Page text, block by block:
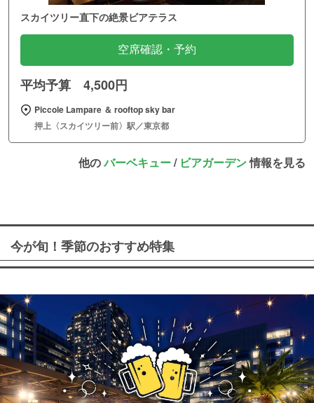
スカイツリー直下の絶景ビアテラス
空席確認・予約
平均予算 4,500円
Piccole Lampare ＆ rooftop sky bar
押上〈スカイツリー前〉駅／東京都
他のバーベキュー/ ビアガーデン情報を見る
今が旬！季節のおすすめ特集